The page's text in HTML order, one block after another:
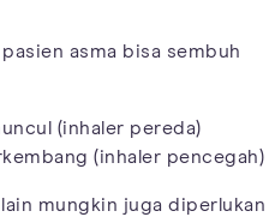
asma bisa sembuh
(inhaler pereda)
(inhaler pencegah)
mungkin juga diperlukan